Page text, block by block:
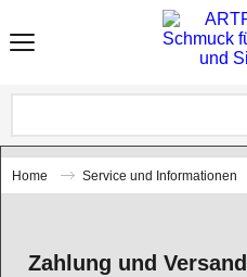
Home Service und Informationen
Zahlung und Versand